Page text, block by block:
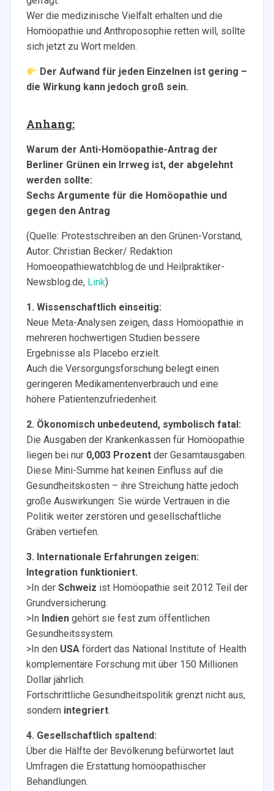
Wer die medizinische Vielfalt erhalten und die
Homöopathie und Anthroposophie retten will, sollte
sich jetzt zu Wort melden.
Der Aufwand für jeden Einzelnen ist gering –
die Wirkung kann jedoch groß sein.
Anhang:
Warum der Anti-Homöopathie-Antrag der
Berliner Grünen ein Irrweg ist, der abgelehnt
werden sollte:
Sechs Argumente für die Homöopathie und
gegen den Antrag
(Quelle: Protestschreiben an den Grünen-Vorstand,
Autor: Christian Becker/ Redaktion
Homoeopathiewatchblog.de und Heilpraktiker-
Newsblog.de, Link)
1. Wissenschaftlich einseitig:
Neue Meta-Analysen zeigen, dass Homöopathie in
mehreren hochwertigen Studien bessere
Ergebnisse als Placebo erzielt.
Auch die Versorgungsforschung belegt einen
geringeren Medikamentenverbrauch und eine
höhere Patientenzufriedenheit.
2. Ökonomisch unbedeutend, symbolisch fatal:
Die Ausgaben der Krankenkassen für Homöopathie
liegen bei nur 0,003 Prozentder Gesamtausgaben.
Diese Mini-Summe hat keinen Einfluss auf die
Gesundheitskosten – ihre Streichung hätte jedoch
große Auswirkungen: Sie würde Vertrauen in die
Politik weiter zerstören und gesellschaftliche
Gräben vertiefen.
3. Internationale Erfahrungen zeigen:
Integration funktioniert.
>In der Schweiz ist Homöopathie seit 2012 Teil der
Grundversicherung.
>In Indiengehört sie fest zum öffentlichen
Gesundheitssystem.
>In den USAfördert das National Institute of Health
komplementäre Forschung mit über 150 Millionen
Dollar jährlich.
Fortschrittliche Gesundheitspolitik grenzt nicht aus,
sondern integriert.
4. Gesellschaftlich spaltend:
Über die Hälfte der Bevölkerung befürwortet laut
Umfragen die Erstattung homöopathischer
Behandlungen.